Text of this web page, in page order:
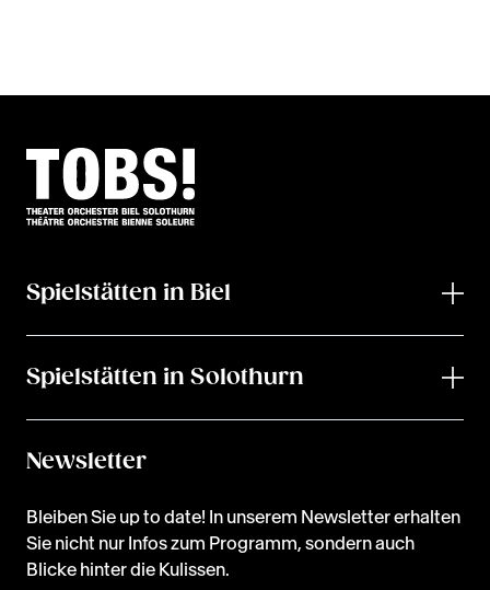
Spielstätten in Biel
Spielstätten in Solothurn
Newsletter
Bleiben Sie up to date! In unserem Newsletter erhalten
Sie nicht nur Infos zum Programm, sondern auch
Blicke hinter die Kulissen.